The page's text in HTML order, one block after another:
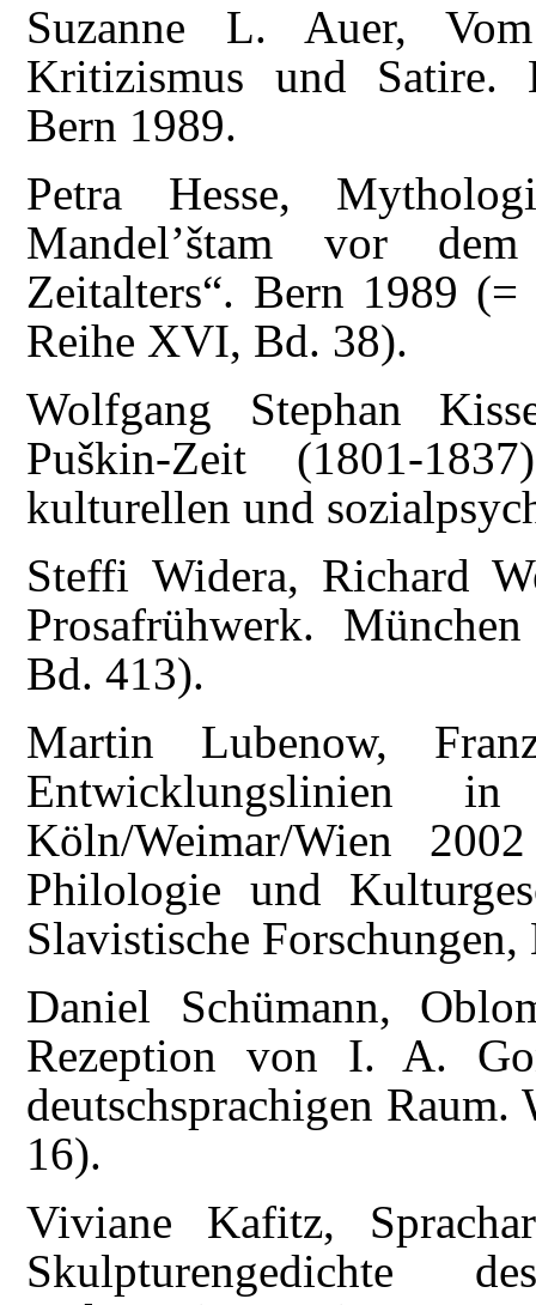
Suzanne L. Auer,
Kritizismus und Satire.
Bern 1989.
Petra Hesse,
Mandel’štam vor
Zeitalters“. Bern 1989 (=
Reihe XVI, Bd. 38).
Wolfgang Stephan
Puškin-Zeit (1801-
kulturellen und
Steffi Widera, Richard
Prosafrühwerk.
Bd. 413).
Martin Lubenow,
Entwicklungslinien
Köln/Weimar/Wien
Philologie und
Slavistische
Daniel Schümann,
Rezeption von I. A.
deutschsprachigen
16).
Viviane Kafitz,
Skulpturengedichte